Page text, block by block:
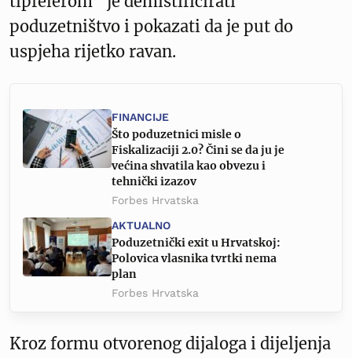
poduzetništvo i pokazati da je put do
uspjeha rijetko ravan.
FINANCIJE
Što poduzetnici misle o
Fiskalizaciji 2.0? Čini se da ju je
većina shvatila kao obvezu i
tehnički izazov
Forbes Hrvatska
AKTUALNO
Poduzetnički exit u Hrvatskoj:
Polovica vlasnika tvrtki nema
plan
Forbes Hrvatska
Kroz formu otvorenog dijaloga i dijeljenja